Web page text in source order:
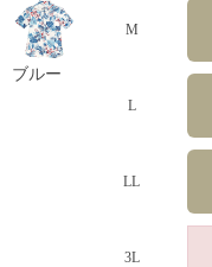
ブルー
M
L
LL
3L